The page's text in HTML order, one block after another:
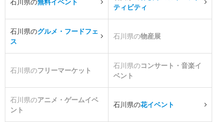
ティビティ
石川県のグルメ・フードフェ
ス
石川県の物産展
石川県のフリーマーケット
石川県のコンサート・音楽イ
ベント
石川県のアニメ・ゲームイベ
ント
石川県の花イベント